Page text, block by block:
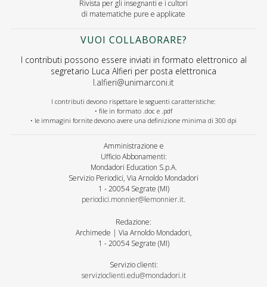
Rivista per gli insegnanti e i cultori
di matematiche pure e applicate
VUOI COLLABORARE?
I contributi possono essere inviati in formato elettronico al
segretario Luca Alfieri per posta elettronica
l.alfieri@unimarconi.it
I contributi devono rispettare le seguenti caratteristiche:
• file in formato .doc e .pdf
• le immagini fornite devono avere una definizione minima di 300 dpi
Amministrazione e
Ufficio Abbonamenti:
Mondadori Education S.p.A.
Servizio Periodici, Via Arnoldo Mondadori
1 - 20054 Segrate (MI)
periodici.monnier@lemonnier.it.
Redazione:
Archimede | Via Arnoldo Mondadori,
1 - 20054 Segrate (MI)
Servizio clienti:
servizioclienti.edu@mondadori.it